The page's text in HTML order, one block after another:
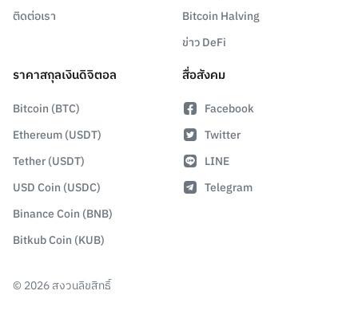
ติดต่อเรา
Bitcoin Halving
ข่าว DeFi
ราคาสกุลเงินดิจิตอล
Bitcoin (BTC)
Ethereum (USDT)
Tether (USDT)
USD Coin (USDC)
Binance Coin (BNB)
Bitkub Coin (KUB)
สื่อสังคม
Facebook
Twitter
LINE
Telegram
© 2026สงวนลิขสิทธิ์